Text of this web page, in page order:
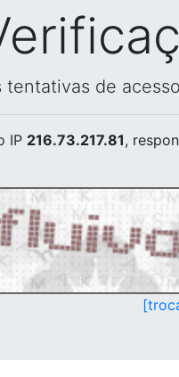
tentativas de
IP 216.73.217.81,